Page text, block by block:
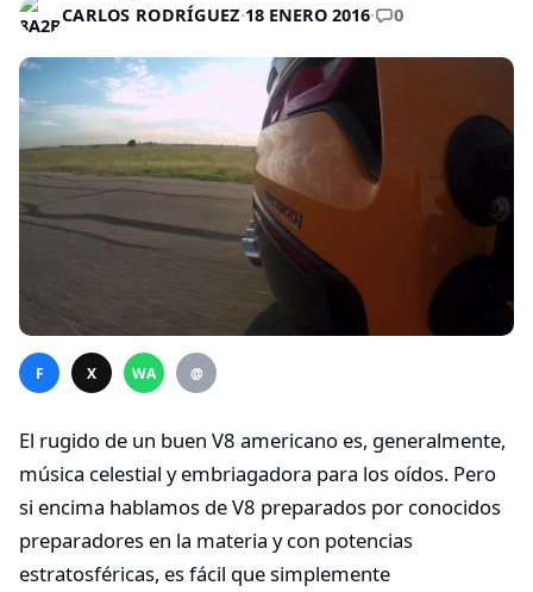
CARLOS RODRÍGUEZ·18 ENERO 2016· 0
F X WA @
El rugido de un buen V8 americano es, generalmente,
música celestial y embriagadora para los oídos. Pero
si encima hablamos de V8 preparados por conocidos
preparadores en la materia y con potencias
estratosféricas, es fácil que simplemente